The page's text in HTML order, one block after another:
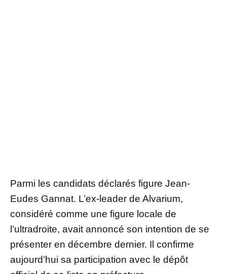
Parmi les candidats déclarés figure Jean-
Eudes Gannat. L’ex-leader de Alvarium,
considéré comme une figure locale de
l’ultradroite, avait annoncé son intention de se
présenter en décembre dernier. Il confirme
aujourd’hui sa participation avec le dépôt